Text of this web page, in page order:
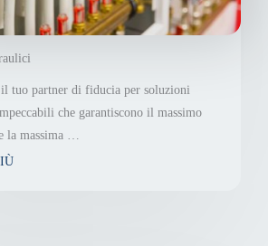
tuo partner di fiducia per soluzioni
che garantiscono il massimo
la massima …